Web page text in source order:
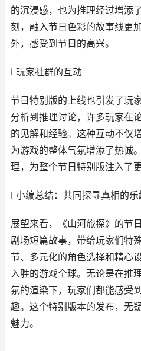
的沉浸感，也为推理经过增添
刻，融入节日色彩的故事线更
外，感受到节日的高兴。
I 玩家社群的互动
节日特别版的上线也引发了玩
分析到推理讨论，许多玩家在
的见解和经验。这种互动不仅
为游戏的整体气氛增添了热诚
理，为整个节日特别版注入了
I 小编总结：共同探寻真相的乐
展望来看，《山河旅探》的节
剧场短篇故事，带给玩家们特
节、多元化的角色选择和精心
入胜的游戏全球。无论是在推
氛的渲染下，玩家们都能感受
趣。这个特别版本的发布，无
魅力。